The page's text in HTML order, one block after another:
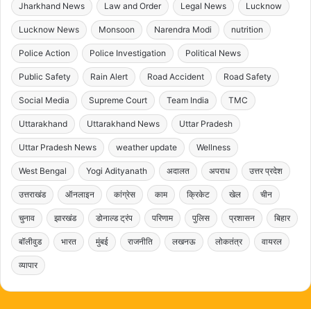
Jharkhand News Law and Order Legal News Lucknow
Lucknow News Monsoon Narendra Modi nutrition
Police Action Police Investigation Political News
Public Safety Rain Alert Road Accident Road Safety
Social Media Supreme Court Team India TMC
Uttarakhand Uttarakhand News Uttar Pradesh
Uttar Pradesh News weather update Wellness
West Bengal Yogi Adityanath अदालत अपराध उत्तर प्रदेश
उत्तराखंड ऑनलाइन कांग्रेस काम क्रिकेट खेल चीन
चुनाव झारखंड डोनाल्ड ट्रंप परिणाम पुलिस प्रशासन बिहार
बॉलीवुड भारत मुंबई राजनीति लखनऊ लोकतंत्र वायरल
व्यापार